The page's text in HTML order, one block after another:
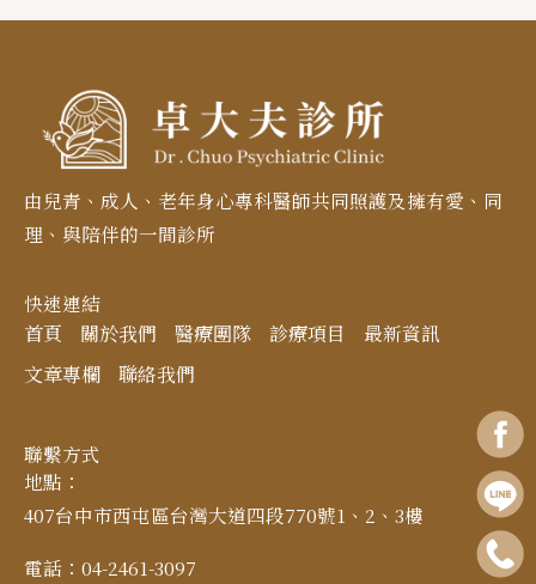
由兒青、成人、老年身心專科醫師共同照護及擁有愛、同
理、與陪伴的一間診所
快速連結
首頁 關於我們 醫療團隊 診療項目
最新資訊
文章專欄
聯絡我們
聯繫方式
地點：
407台中市西屯區台灣大道四段770號1、2、3樓
電話：04-2461-3097